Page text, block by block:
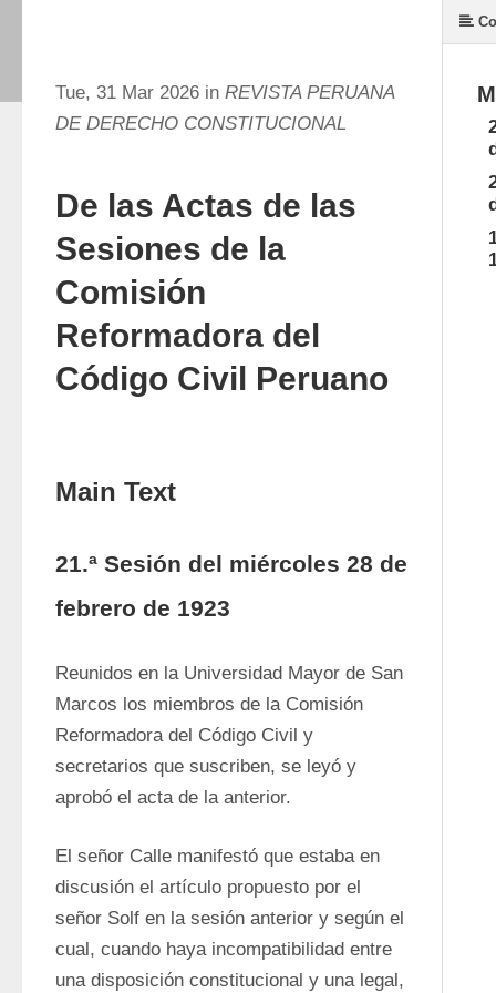
Tue, 31 Mar 2026 in REVISTA PERUANA
DE DERECHO CONSTITUCIONAL
De las Actas de las
Sesiones de la
Comisión
Reformadora del
Código Civil Peruano
Main Text
21.ª Sesión del miércoles 28 de
febrero de 1923
Reunidos en la Universidad Mayor de San
Marcos los miembros de la Comisión
Reformadora del Código Civil y
secretarios que suscriben, se leyó y
aprobó el acta de la anterior.
El señor Calle manifestó que estaba en
discusión el artículo propuesto por el
señor Solf en la sesión anterior y según el
cual, cuando haya incompatibilidad entre
una disposición constitucional y una legal,